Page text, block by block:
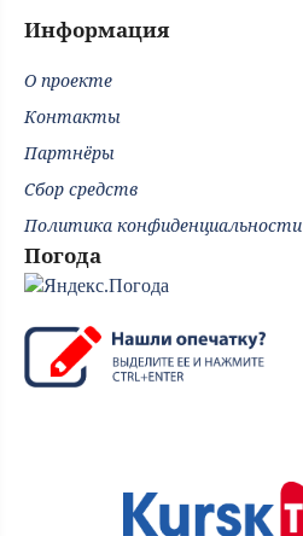
Информация
О проекте
Контакты
Партнёры
Сбор средств
Политика конфиденциальности
Погода